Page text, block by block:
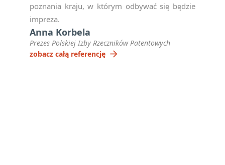
poznania kraju, w którym odbywać się będzie
impreza.
Anna Korbela
Prezes Polskiej Izby Rzeczników Patentowych
zobacz całą referencję arrow_forward